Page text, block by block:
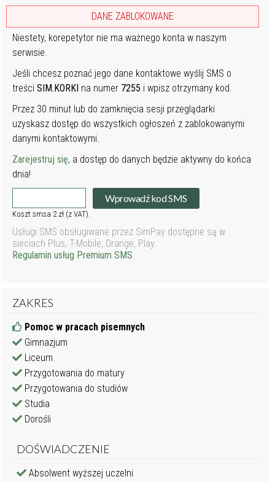
DANE ZABLOKOWANE
Niestety, korepetytor nie ma ważnego konta w naszym
serwisie.
Jeśli chcesz poznać jego dane kontaktowe wyślij SMS o
treściSIM.KORKI na numer 7255 i wpisz otrzymany kod.
Przez 30 minut lub do zamknięcia sesji przeglądarki
uzyskasz dostęp do wszystkich ogłoszeń z zablokowanymi
danymi kontaktowymi.
Zarejestruj się, a dostęp do danych będzie aktywny do końca
dnia!
Wprowadź kod SMS
Koszt smsa 2 zł (z VAT).
Usługi SMS obsługiwane przez SimPay dostępne są w
sieciach Plus, T-Mobile, Orange, Play.
Regulamin usług Premium SMS.
ZAKRES
Pomoc w pracach pisemnych
Gimnazjum
Liceum
Przygotowania do matury
Przygotowania do studiów
Studia
Dorośli
DOŚWIADCZENIE
Absolwent wyższej uczelni